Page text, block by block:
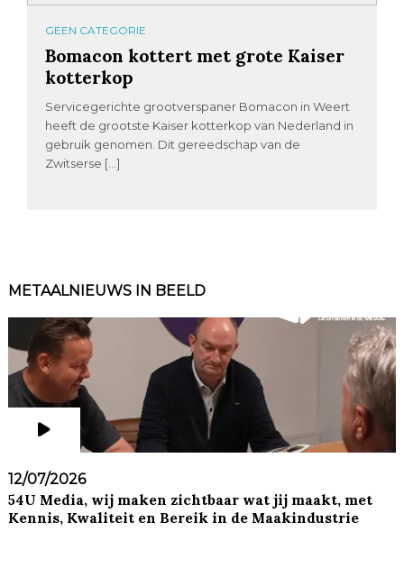
GEEN CATEGORIE
Bomacon kottert met grote Kaiser
kotterkop
Servicegerichte grootverspaner Bomacon in Weert
heeft de grootste Kaiser kotterkop van Nederland in
gebruik genomen. Dit gereedschap van de
Zwitserse […]
METAALNIEUWS IN BEELD
12/07/2026
54U Media, wij maken zichtbaar wat jij maakt, met
Kennis, Kwaliteit en Bereik in de Maakindustrie